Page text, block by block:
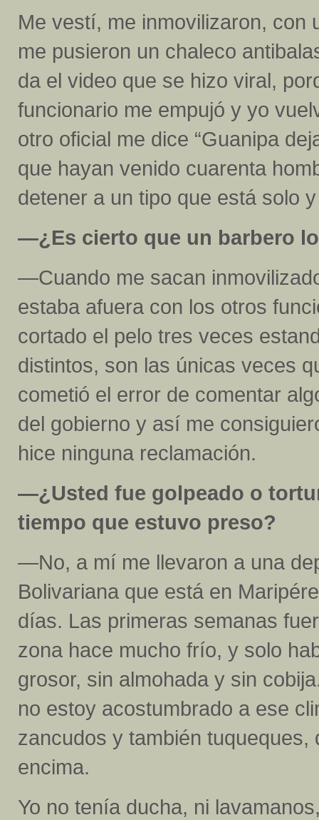
Me vestí, me inmovilizaron, con
me pusieron un chaleco
da el video que se hizo viral,
funcionario me empujó y yo
otro oficial me dice “Guanipa
que hayan venido cuarenta
detener a un tipo que está solo
—¿Es cierto que un barbero
—Cuando me sacan
estaba afuera con los otros
cortado el pelo tres veces
distintos, son las únicas veces
cometió el error de comentar
del gobierno y así me
hice ninguna reclamación.
—¿Usted fue golpeado o
tiempo que estuvo preso?
—No, a mí me llevaron a una
Bolivariana que está en
días. Las primeras semanas
zona hace mucho frío, y solo
grosor, sin almohada y sin
no estoy acostumbrado a ese
zancudos y también
encima.
Yo no tenía ducha, ni